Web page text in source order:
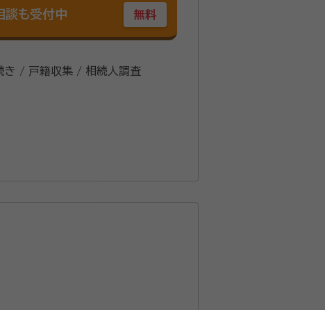
も受付中 無料
/ 戸籍収集 / 相続人調査
を設立し、代表取締役就任。 広告や
行政書士試験合格。個人情報保護士